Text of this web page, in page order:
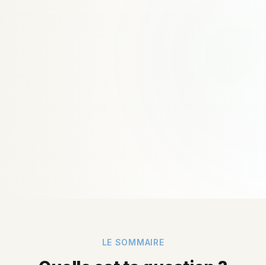
LE SOMMAIRE